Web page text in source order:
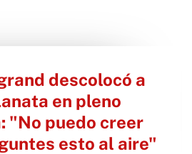
descolocó a
en pleno
"No puedo creer
esto al aire"